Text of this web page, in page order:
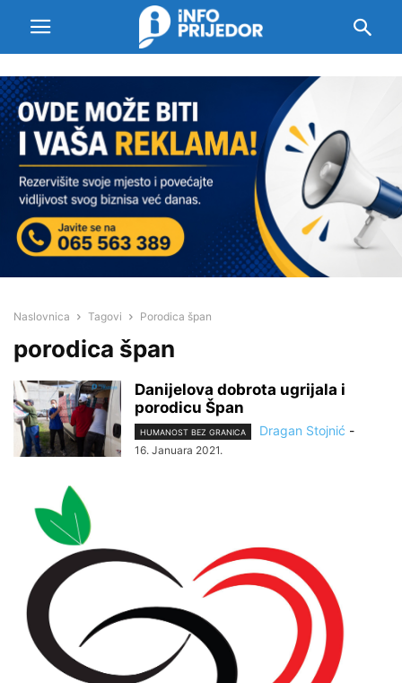
Naslovnica Tagovi Porodica špan
porodica špan
Danijelova dobrota ugrijala i
porodicu Špan
HUMANOST BEZ GRANICA Dragan Stojnić -
16. Januara 2021.